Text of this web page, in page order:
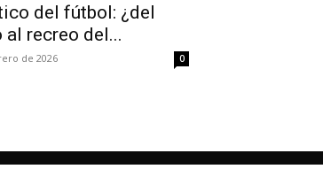
del fútbol: ¿del
recreo del...
de 2026 0